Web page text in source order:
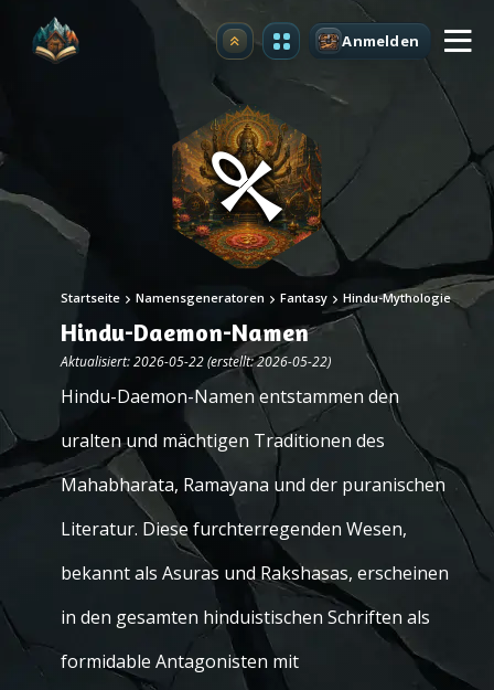
Upgrade Anmelden
Startseite Namensgeneratoren Fantasy Hindu-Mythologie
Hindu-Daemon-Namen
Aktualisiert: 2026-05-22 (erstellt: 2026-05-22)
Hindu-Daemon-Namen entstammen den
uralten und mächtigen Traditionen des
Mahabharata, Ramayana und der puranischen
Literatur. Diese furchterregenden Wesen,
bekannt als Asuras und Rakshasas, erscheinen
in den gesamten hinduistischen Schriften als
formidable Antagonisten mit